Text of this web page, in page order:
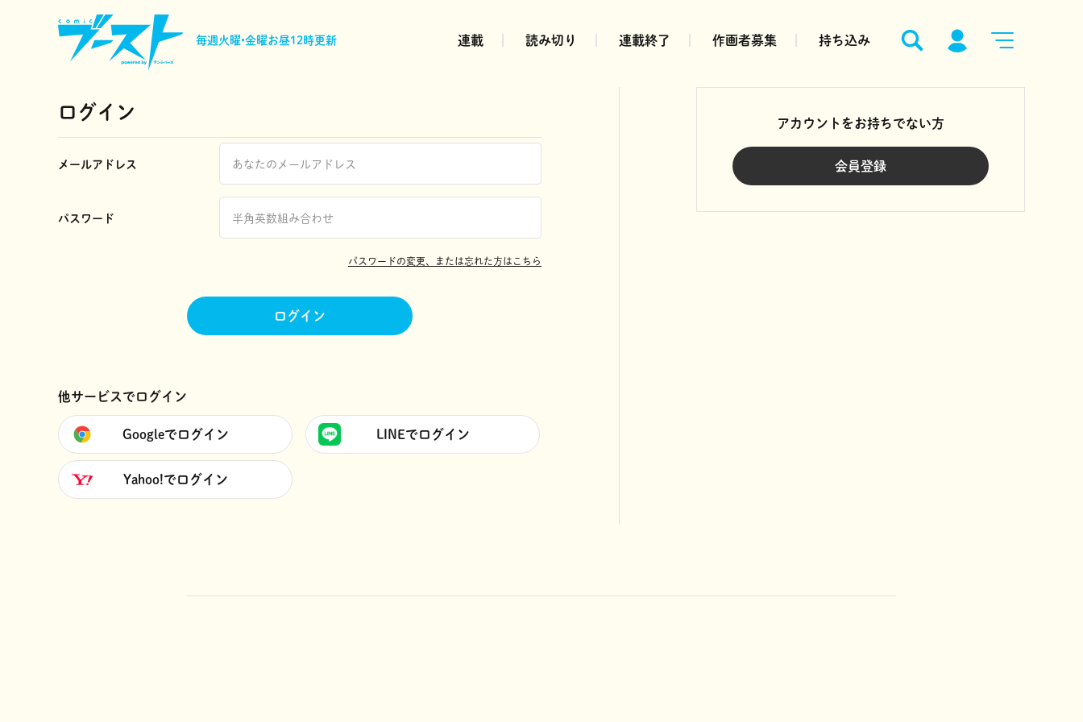
毎週火曜•金曜お昼12時更新 連載 読み切り 連載終了 作画者募集 持ち込み
ログイン
メールアドレス
パスワード
パスワードの変更、または忘れた方はこちら
ログイン
他サービスでログイン
Googleでログイン LINEでログイン
Yahoo!でログイン
アカウントをお持ちでない方
会員登録